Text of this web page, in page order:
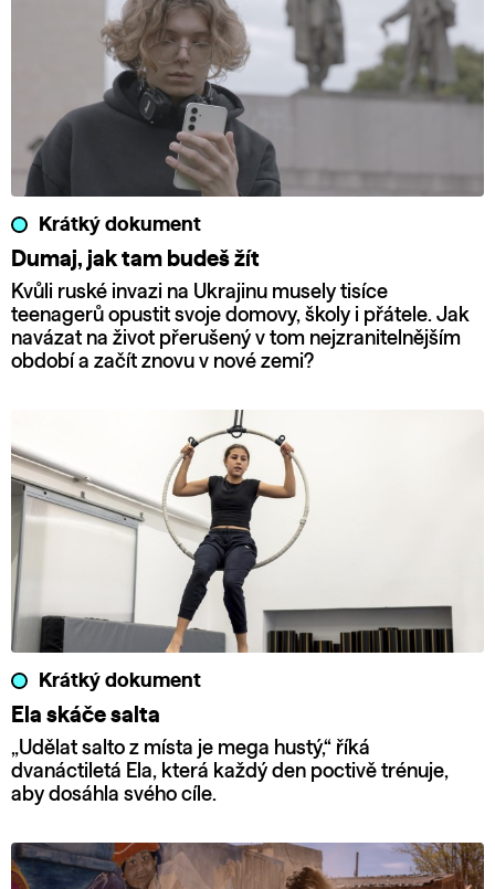
Krátký dokument
Dumaj, jak tam budeš žít
Kvůli ruské invazi na Ukrajinu musely tisíce
teenagerů opustit svoje domovy, školy i přátele. Jak
navázat na život přerušený v tom nejzranitelnějším
období a začít znovu v nové zemi?
Krátký dokument
Ela skáče salta
„Udělat salto z místa je mega hustý,“ říká
dvanáctiletá Ela, která každý den poctivě trénuje,
aby dosáhla svého cíle.